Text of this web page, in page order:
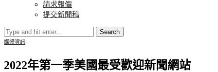
請求報價
提交新聞稿
Search
媒體資訊
2022年第一季美國最受歡迎新聞網站